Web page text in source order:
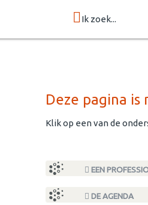
Ik zoek...
Deze pagina
Klik op een van de
EEN
DE AGENDA